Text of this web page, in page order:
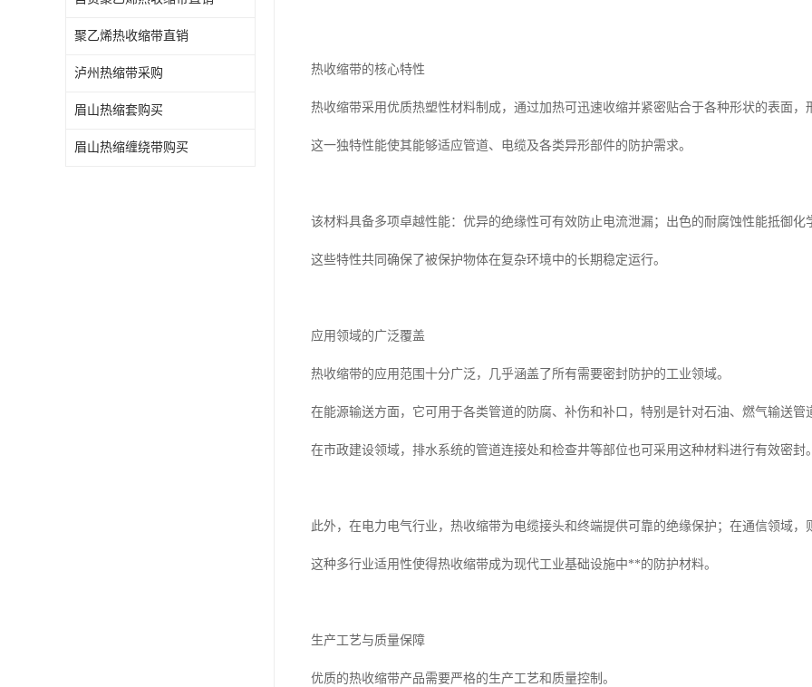
聚乙烯热收缩带直销
泸州热缩带采购
眉山热缩套购买
眉山热缩缠绕带购买
热收缩带的核心特性
热收缩带采用优质热塑性材料制成，通过加热可迅速收缩并紧密贴合于各种形状的表面，
这一独特性能使其能够适应管道、电缆及各类异形部件的防护需求。
该材料具备多项卓越性能：优异的绝缘性可有效防止电流泄漏；出色的耐腐蚀性能抵御
这些特性共同确保了被保护物体在复杂环境中的长期稳定运行。
应用领域的广泛覆盖
热收缩带的应用范围十分广泛，几乎涵盖了所有需要密封防护的工业领域。
在能源输送方面，它可用于各类管道的防腐、补伤和补口，特别是针对石油、燃气输送管
在市政建设领域，排水系统的管道连接处和检查井等部位也可采用这种材料进行有效密封
此外，在电力电气行业，热收缩带为电缆接头和终端提供可靠的绝缘保护；在通信领域
这种多行业适用性使得热收缩带成为现代工业基础设施中**的防护材料。
生产工艺与质量保障
优质的热收缩带产品需要严格的生产工艺和质量控制。